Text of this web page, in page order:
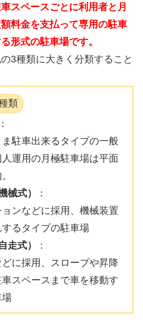
スペースごとに利用者と月
料金を支払って専用の駐車
形式の駐車場です。
3種類に大きく分類すること
類
駐車出来るタイプの一般
運用の月極駐車場は平面
械式）
：
ンなどに採用、機械装置
るタイプの駐車場
走式）
：
に採用、スロープや昇降
スペースまで車を移動す
場